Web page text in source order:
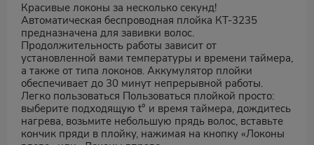
Красивые локоны за несколько секунд!
Автоматическая беспроводная плойка КТ-3235
предназначена для завивки волос.
Продолжительность работы зависит от
установленной вами температуры и времени таймера,
а также от типа локонов. Аккумулятор плойки
обеспечивает до 30 минут непрерывной работы.
Легко пользоваться Пользоваться плойкой просто:
выберите подходящую t° и время таймера, дождитесь
нагрева, возьмите небольшую прядь волос, вставьте
кончик пряди в плойку, нажимая на кнопку «Локоны